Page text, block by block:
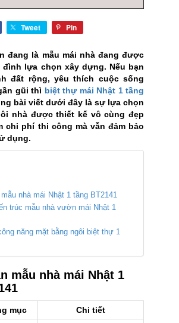
Tweet Pin
đang là mẫu mái nhà đang được
đình lựa chọn xây dựng. Nếu bạn
đất rộng, yêu thích cuộc sống
gũi thì biệt thự mái Nhật 1 tầng
bài viết dưới đây là sự lựa chọn
nhà được thiết kế vô cùng đẹp
chi phí thi công mà vẫn đảm bảo
dụng.
mẫu nhà mái Nhật 1 tầng BT2141
trúc mẫu nhà vườn mái Nhật 1
năng mặt bằng ngôi biệt thự 1
mẫu nhà mái Nhật 1
mục Chi tiết